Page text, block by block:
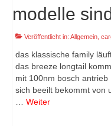
modelle
Veröffentlicht in: Allgemein
das klassische family
das breeze longtail
mit 100nm bosch
sich beeilt bekommt von
… Weiter